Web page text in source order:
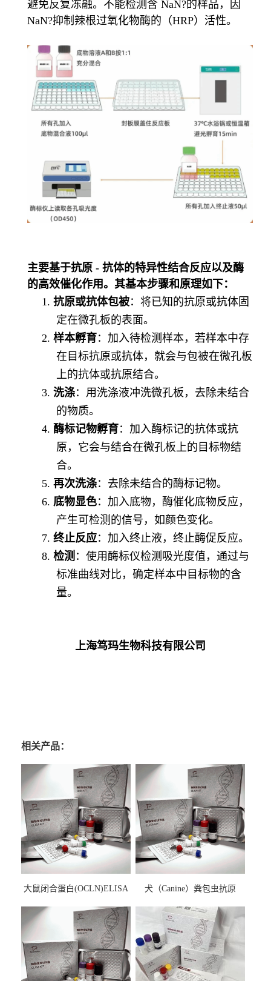
避免反复冻融。不能检测含 NaN?的样品，因
NaN?抑制辣根过氧化物酶的（HRP）活性。
主要基于抗原 - 抗体的特异性结合反应以及酶
的高效催化作用。其基本步骤和原理如下：
1. 抗原或抗体包被：将已知的抗原或抗体固
定在微孔板的表面。
2. 样本孵育：加入待检测样本，若样本中存
在目标抗原或抗体，就会与包被在微孔板
上的抗体或抗原结合。
3. 洗涤：用洗涤液冲洗微孔板，去除未结合
的物质。
4. 酶标记物孵育：加入酶标记的抗体或抗
原，它会与结合在微孔板上的目标物结
合。
5. 再次洗涤：去除未结合的酶标记物。
6. 底物显色：加入底物，酶催化底物反应，
产生可检测的信号，如颜色变化。
7. 终止反应：加入终止液，终止酶促反应。
8. 检测 ：使用酶标仪检测吸光度值，通过与
标准曲线对比，确定样本中目标物的含
量。
上海笃玛生物科技有限公司
相关产品：
大鼠闭合蛋白(OCLN)ELISA
犬（Canine）粪包虫抗原